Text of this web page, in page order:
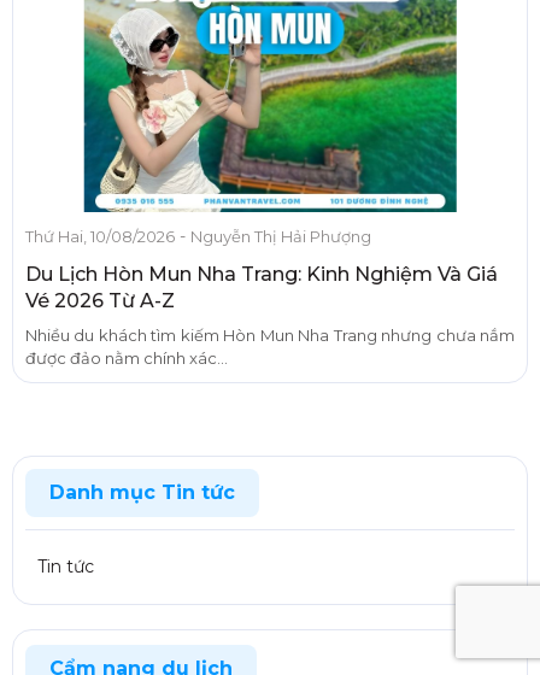
Thứ Hai, 10/08/2026 - Nguyễn Thị Hải Phượng
Du Lịch Hòn Mun Nha Trang: Kinh Nghiệm Và Giá
Vé 2026 Từ A-Z
Nhiều du khách tìm kiếm Hòn Mun Nha Trang nhưng chưa nắm
được đảo nằm chính xác...
Danh mục Tin tức
Tin tức
Cẩm nang du lịch